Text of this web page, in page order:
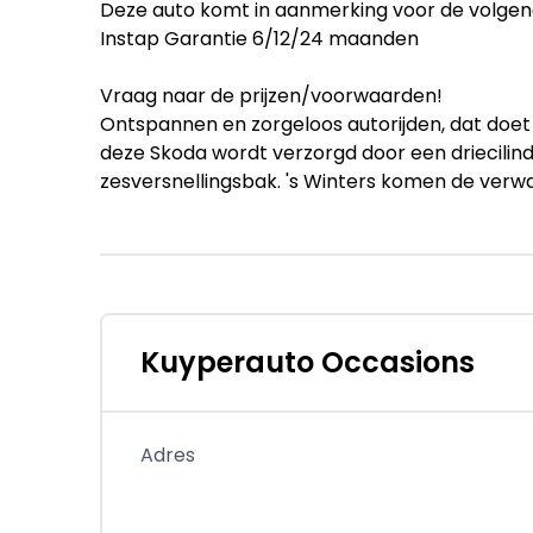
Deze auto komt in aanmerking voor de
Instap Garantie 6/12/24 maanden
Vraag naar de prijzen/voorwaarden!
Ontspannen en zorgeloos autorijden, dat
deze Skoda wordt verzorgd door een
zesversnellingsbak. 's Winters komen de
De achteruitrijcamera brengt precies in
glashelder beeld op hoge resolutie. Een
heeft. Geen handmatig gerommel meer;
een druk op de knop. De luidsprekers van
airconditioning, zodat de temperatuur altijd
Kuyperauto Occasions
Adres